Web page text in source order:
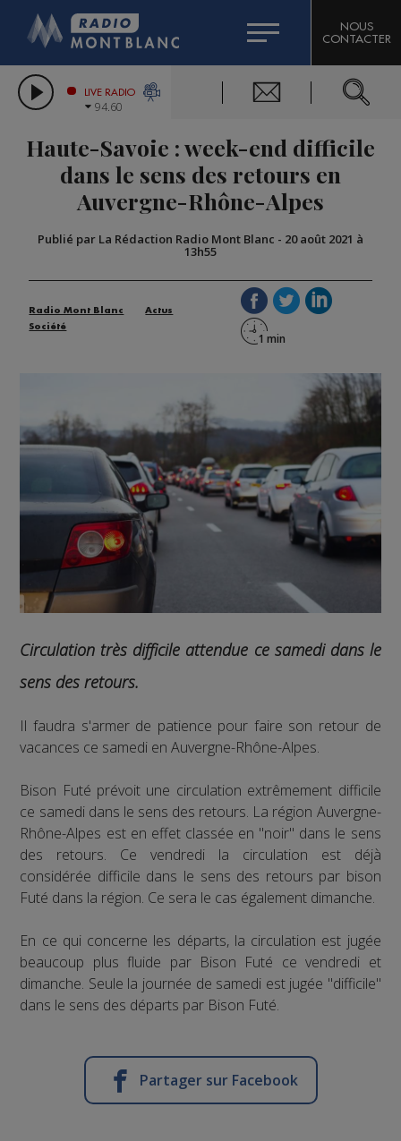
LES CHRONIQUES DE L'EXPERT
CITIZEN MACHINERY
GRAND MASSIF DOMAINES SKIABLES
BIGARD
COMPAGNIE DU MONT-BLANC
NOUS
CONTACTER
LIVE RADIO
94.60
Haute-Savoie : week-end difficile
dans le sens des retours en
Auvergne-Rhône-Alpes
Publié par La Rédaction Radio Mont Blanc - 20 août 2021 à
13h55
Radio Mont Blanc
Actus
Société
Circulation très difficile attendue ce samedi dans le
sens des retours.
Il faudra s'armer de patience pour faire son retour de
vacances ce samedi en Auvergne-Rhône-Alpes.
Bison Futé prévoit une circulation extrêmement difficile
ce samedi dans le sens des retours. La région Auvergne-
Rhône-Alpes est en effet classée en "noir" dans le sens
des retours. Ce vendredi la circulation est déjà
considérée difficile dans le sens des retours par bison
Futé dans la région. Ce sera le cas également dimanche.
En ce qui concerne les départs, la circulation est jugée
beaucoup plus fluide par Bison Futé ce vendredi et
dimanche. Seule la journée de samedi est jugée "difficile"
dans le sens des départs par Bison Futé.
Partager sur Facebook